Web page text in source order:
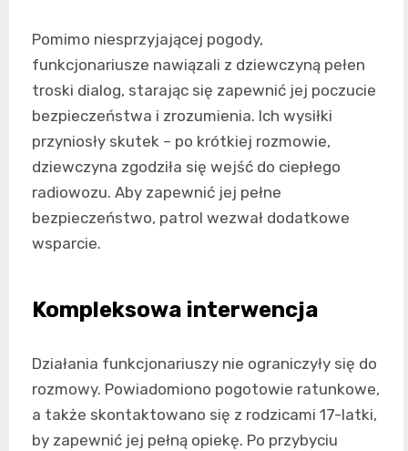
Pomimo niesprzyjającej pogody,
funkcjonariusze nawiązali z dziewczyną pełen
troski dialog, starając się zapewnić jej poczucie
bezpieczeństwa i zrozumienia. Ich wysiłki
przyniosły skutek – po krótkiej rozmowie,
dziewczyna zgodziła się wejść do ciepłego
radiowozu. Aby zapewnić jej pełne
bezpieczeństwo, patrol wezwał dodatkowe
wsparcie.
Kompleksowa interwencja
Działania funkcjonariuszy nie ograniczyły się do
rozmowy. Powiadomiono pogotowie ratunkowe,
a także skontaktowano się z rodzicami 17-latki,
by zapewnić jej pełną opiekę. Po przybyciu